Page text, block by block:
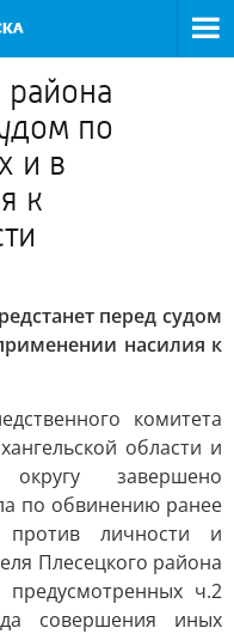
по
и в
к
перед судом
насилия к
комитета
области и
завершено
по обвинению ранее
против личности и
Плесецкого района
ч.2
совершения иных